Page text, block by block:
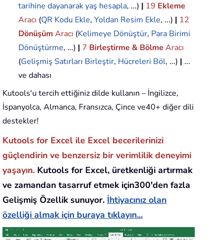
tarihine dayanarak yaş hesapla, ...) | 19 Ekleme
Aracı (QR Kodu Ekle, Yoldan Resim Ekle, ...) | 12
Dönüşüm Aracı (Kelimeye Dönüştür, Para Birimi
Dönüştürme, ...) | 7 Birleştirme & Bölme Aracı
(Gelişmiş Satırları Birleştir, Hücreleri Böl, ...) | ...
ve dahası
Kutools'u tercih ettiğiniz dilde kullanın – İngilizce,
İspanyolca, Almanca, Fransızca, Çince ve40+ diğer dili
destekler!
Kutools for Excel ile Excel becerilerinizi
güçlendirin ve benzersiz bir verimlilik deneyimi
yaşayın. Kutools for Excel, üretkenliği artırmak
ve zamandan tasarruf etmek için300'den fazla
Gelişmiş Özellik sunuyor. İhtiyacınız olan
özelliği almak için buraya tıklayın...